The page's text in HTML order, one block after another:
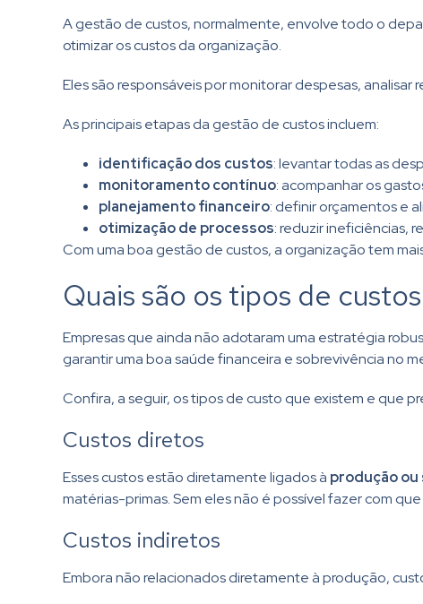
A gestão de custos, normalmente, envolve todo o
otimizar os custos da organização.
Eles são responsáveis por monitorar despesas,
As principais etapas da gestão de custos incluem:
identificação dos custos: levantar todas as
monitoramento contínuo: acompanhar os
planejamento financeiro: definir orçamentos e
otimização de processos: reduzir ineficiências,
Com uma boa gestão de custos, a organização tem
Quais são os tipos de
Empresas que ainda não adotaram uma estratégia
garantir uma boa saúde financeira e sobrevivência no
Confira, a seguir, os tipos de custo que existem e que
Custos diretos
Esses custos estão diretamente ligados à produção
matérias-primas. Sem eles não é possível fazer com
Custos indiretos
Embora não relacionados diretamente à produção,